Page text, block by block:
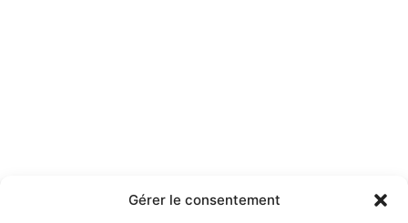
Gérer le consentement